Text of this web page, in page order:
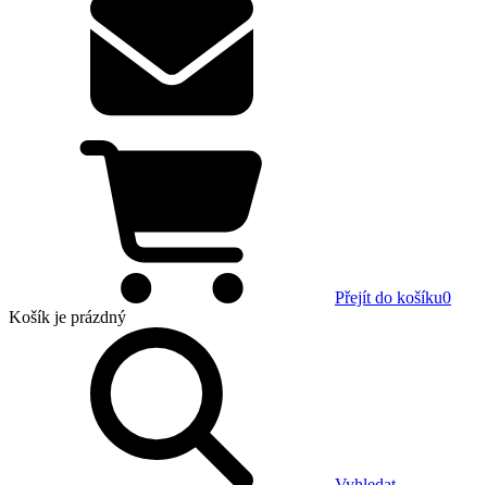
Přejít do košíku0
Košík je prázdný